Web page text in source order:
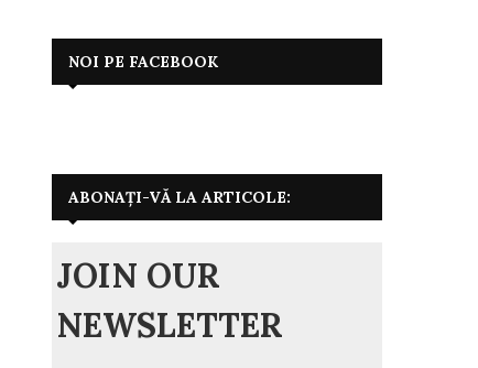
NOI PE FACEBOOK
ABONAȚI-VĂ LA ARTICOLE:
JOIN OUR
NEWSLETTER